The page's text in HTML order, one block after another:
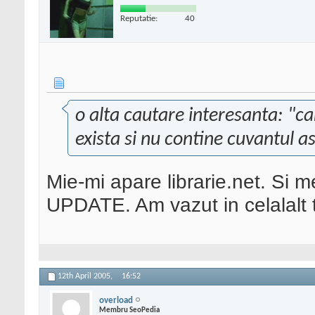
Reputatie: 40
o alta cautare interesanta:
exista si nu contine cuvantul
Mie-mi apare librarie.net. Si
UPDATE. Am vazut in
12th April 2005, 16:52
overload
Membru SeoPedia